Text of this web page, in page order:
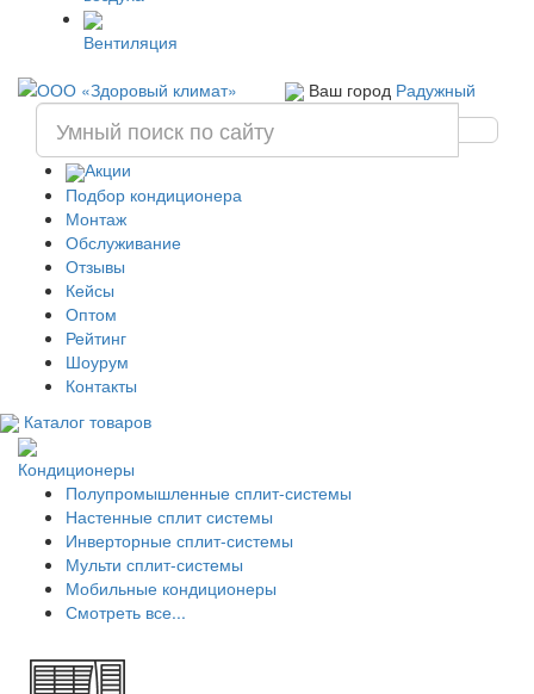
Вентиляция
Ваш город Радужный
Акции
Подбор кондиционера
Монтаж
Обслуживание
Отзывы
Кейсы
Оптом
Рейтинг
Шоурум
Контакты
Каталог товаров
Кондиционеры
Полупромышленные сплит-системы
Настенные сплит системы
Инверторные сплит-системы
Мульти сплит-системы
Мобильные кондиционеры
Смотреть все...